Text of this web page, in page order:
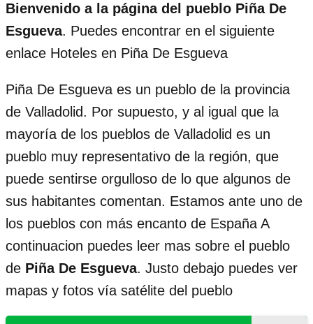
Bienvenido a la página del pueblo Piña De
Esgueva. Puedes encontrar en el siguiente
enlace Hoteles en Piña De Esgueva
Piña De Esgueva es un pueblo de la provincia
de Valladolid. Por supuesto, y al igual que la
mayoría de los pueblos de Valladolid es un
pueblo muy representativo de la región, que
puede sentirse orgulloso de lo que algunos de
sus habitantes comentan. Estamos ante uno de
los pueblos con más encanto de España A
continuacion puedes leer mas sobre el pueblo
de Piña De Esgueva. Justo debajo puedes ver
mapas y fotos vía satélite del pueblo